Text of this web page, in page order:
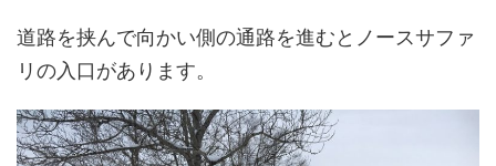
道路を挟んで向かい側の通路を進むとノースサファ
リの入口があります。